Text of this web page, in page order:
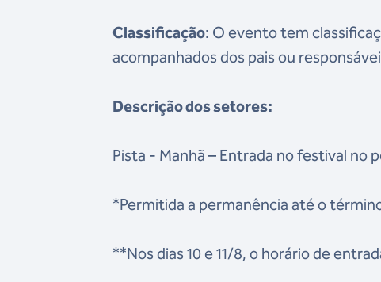
Classificação: O evento tem
acompanhados dos pais ou
Descrição dos setores:
Pista - Manhã – Entrada no festival no
*Permitida a permanência até o
**Nos dias 10 e 11/8, o horário de